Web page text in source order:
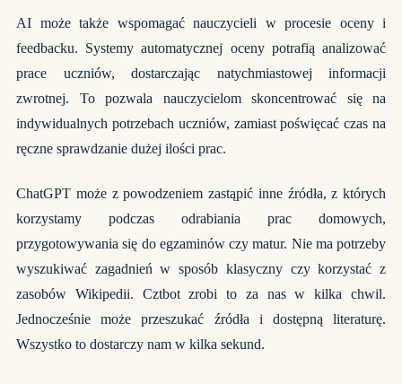
AI może także wspomagać nauczycieli w procesie oceny i
feedbacku. Systemy automatycznej oceny potrafią analizować
prace uczniów, dostarczając natychmiastowej informacji
zwrotnej. To pozwala nauczycielom skoncentrować się na
indywidualnych potrzebach uczniów, zamiast poświęcać czas na
ręczne sprawdzanie dużej ilości prac.
ChatGPT może z powodzeniem zastąpić inne źródła, z których
korzystamy podczas odrabiania prac domowych,
przygotowywania się do egzaminów czy matur. Nie ma potrzeby
wyszukiwać zagadnień w sposób klasyczny czy korzystać z
zasobów Wikipedii. Cztbot zrobi to za nas w kilka chwil.
Jednocześnie może przeszukać źródła i dostępną literaturę.
Wszystko to dostarczy nam w kilka sekund.